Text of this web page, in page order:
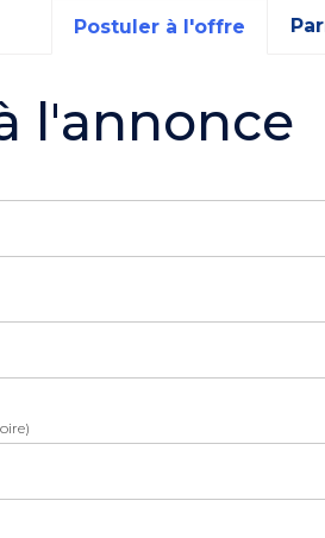
Postuler à l'offre
l'annonce